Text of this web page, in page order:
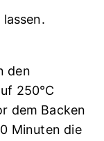
den
250°C
dem Backen
Minuten die